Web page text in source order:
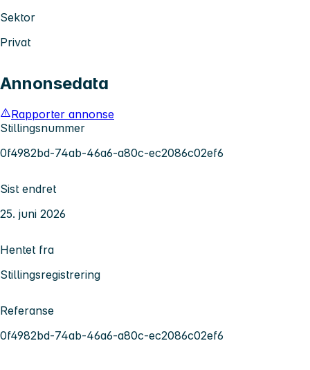
Sektor
Privat
Annonsedata
Rapporter annonse
Stillingsnummer
0f4982bd-74ab-46a6-a80c-ec2086c02ef6
Sist endret
25. juni 2026
Hentet fra
Stillingsregistrering
Referanse
0f4982bd-74ab-46a6-a80c-ec2086c02ef6